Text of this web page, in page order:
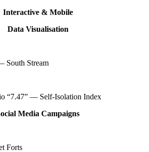
Interactive & Mobile
Data Visualisation
South Stream
“7.47” — Self-Isolation Index
Media Campaigns
Forts